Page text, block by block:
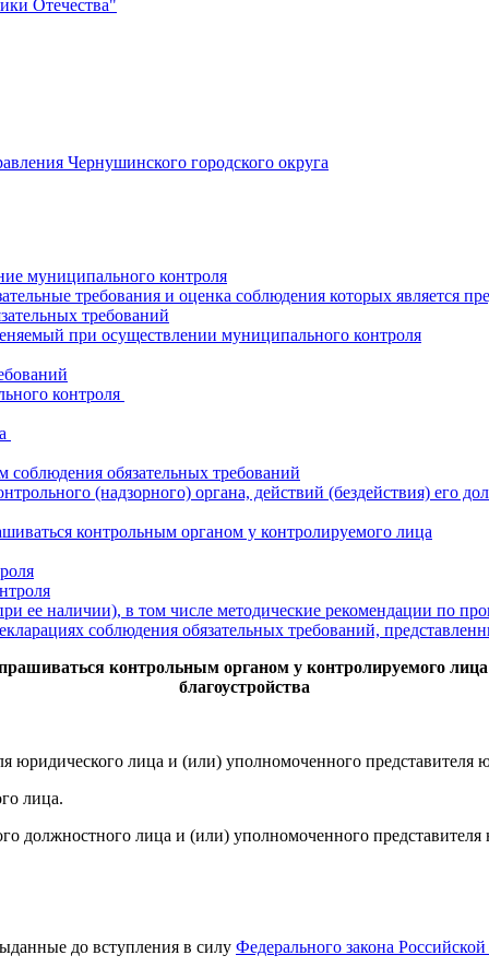
Отечества"
Чернушинского городского округа
муниципального контроля
требования и оценка соблюдения которых является
требований
при осуществлении муниципального контроля
контроля
соблюдения обязательных требований
(надзорного) органа, действий (бездействия) его
контрольным органом у контролируемого лица
ее наличии), в том числе методические рекомендации по
соблюдения обязательных требований,
контрольным органом у контролируемого
благоустройства
юридического лица и (или) уполномоченного представителя
лица.
должностного лица и (или) уполномоченного представителя
до вступления в силу Федерального закона